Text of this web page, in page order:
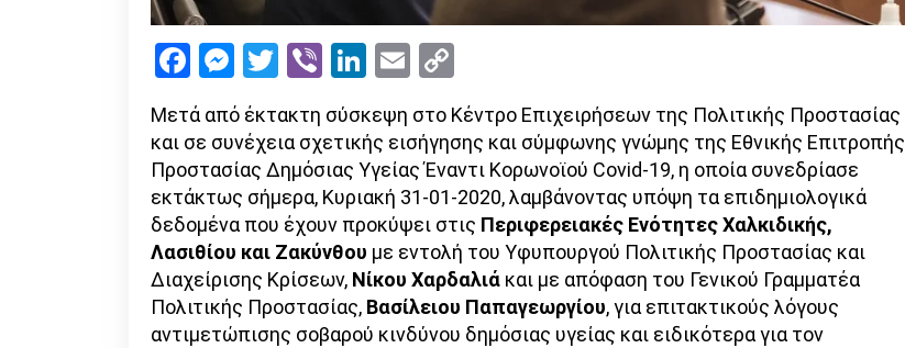
Facebook
Messenger
Twitter
ViberLinkedIn
Email
Link
Μετά από έκτακτη σύσκεψη στο Κέντρο Επιχειρήσεων της Πολιτικής Προστασίας
και σε συνέχεια σχετικής εισήγησης και σύμφωνης γνώμης της Εθνικής Επιτροπής
Προστασίας Δημόσιας Υγείας Έναντι Κορωνοϊού Covid-19, η οποία συνεδρίασε
εκτάκτως σήμερα, Κυριακή 31-01-2020, λαμβάνοντας υπόψη τα επιδημιολογικά
δεδομένα που έχουν προκύψει στις Περιφερειακές Ενότητες Χαλκιδικής,
Λασιθίου και Ζακύνθου με εντολή του Υφυπουργού Πολιτικής Προστασίας και
Διαχείρισης Κρίσεων, Νίκου Χαρδαλιά και με απόφαση του Γενικού Γραμματέα
Πολιτικής Προστασίας, Βασίλειου Παπαγεωργίου, για επιτακτικούς λόγους
αντιμετώπισης σοβαρού κινδύνου δημόσιας υγείας και ειδικότερα για τον